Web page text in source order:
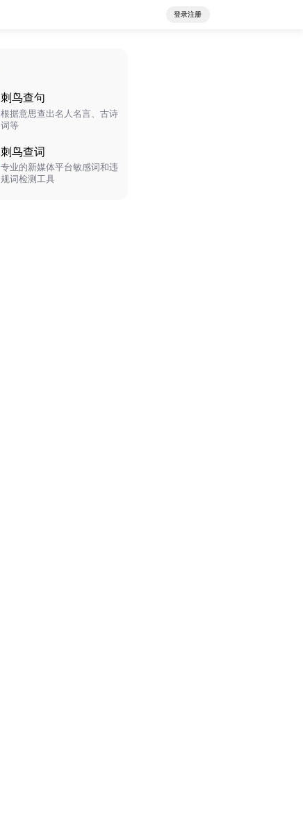
登录注册
刺鸟查句
根据意思查出名人名言、古诗
词等
刺鸟查词
专业的新媒体平台敏感词和违
规词检测工具